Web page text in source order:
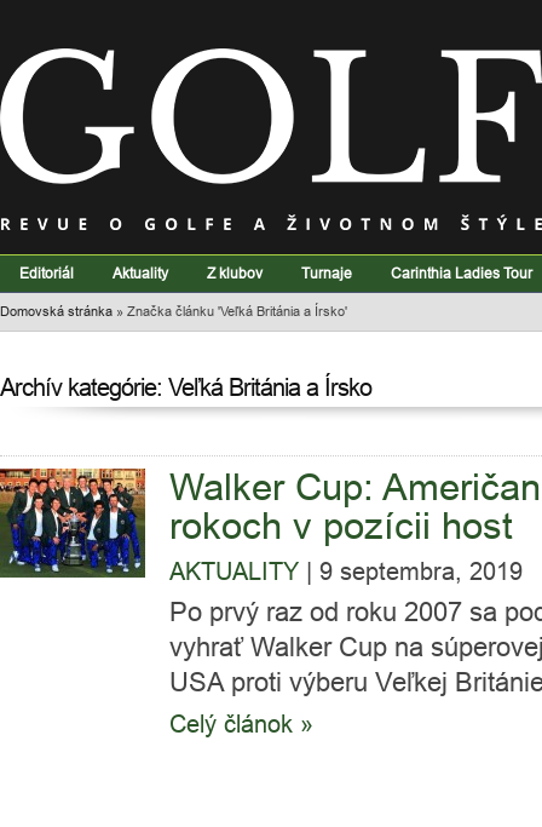
Editoriál Aktuality Z klubov Turnaje Carinthia Ladies Tour
Domovská stránka » Značka článku 'Veľká Británia a Írsko'
Archív kategórie: Veľká Británia a Írsko
Walker Cup:
rokoch v pozícii host
AKTUALITY | 9 septembra, 2019
Po prvý raz od roku 2007 sa
vyhrať Walker Cup na
USA proti výberu Veľkej
Celý článok »